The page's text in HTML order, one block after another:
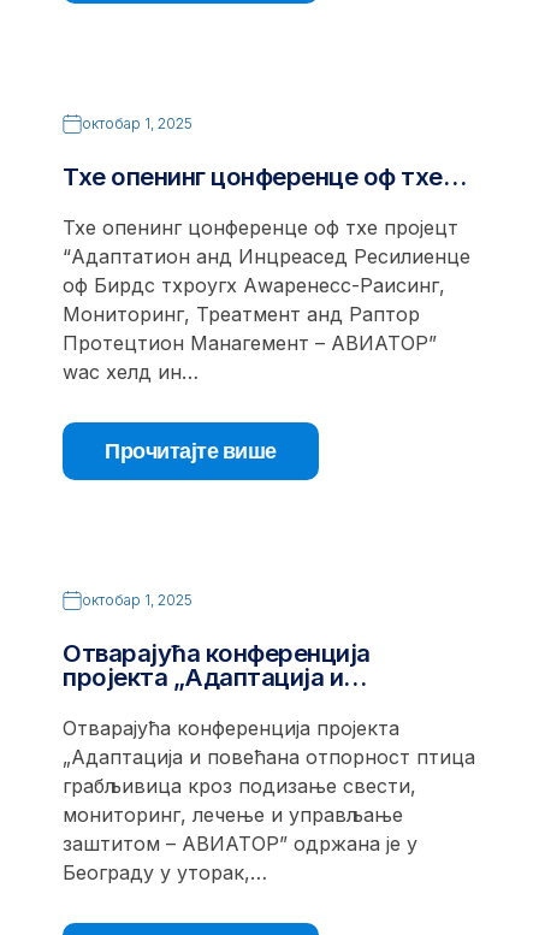
октобар 1, 2025
Тхе опенинг цонференце оф тхе…
Тхе опенинг цонференце оф тхе пројецт
“Адаптатион анд Инцреасед Ресилиенце
оф Бирдс тхроугх Аwаренесс-Раисинг,
Мониторинг, Треатмент анд Раптор
Протецтион Манагемент – АВИАТОР”
wас хелд ин…
Прочитајте више
октобар 1, 2025
Отварајућа конференција
пројекта „Адаптација и…
Отварајућа конференција пројекта
„Адаптација и повећана отпорност птица
грабљивица кроз подизање свести,
мониторинг, лечење и управљање
заштитом – АВИАТОР” одржана је у
Београду у уторак,…